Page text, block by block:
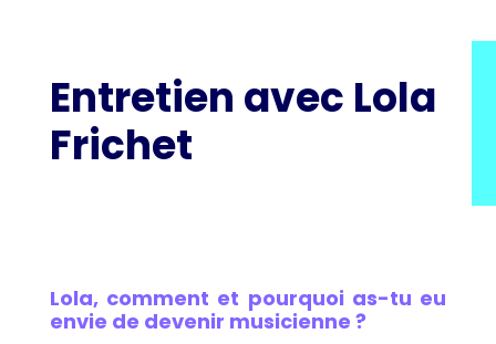
Entretien avec Lola
Frichet
Lola, comment et pourquoi as-tu eu
envie de devenir musicienne ?